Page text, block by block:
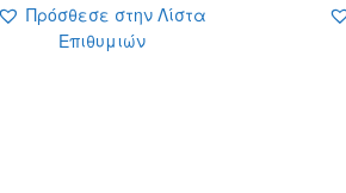
Πρόσθεσε στην Λίστα
Επιθυμιών